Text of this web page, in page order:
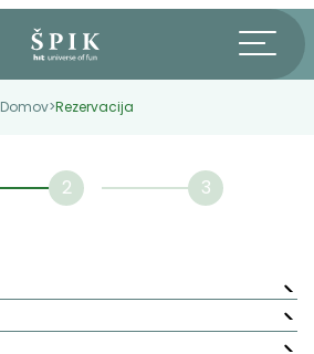
Domov>Rezervacija